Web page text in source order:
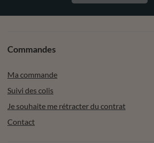
Commandes
Ma commande
Suivi des colis
Je souhaite me rétracter du contrat
Contact